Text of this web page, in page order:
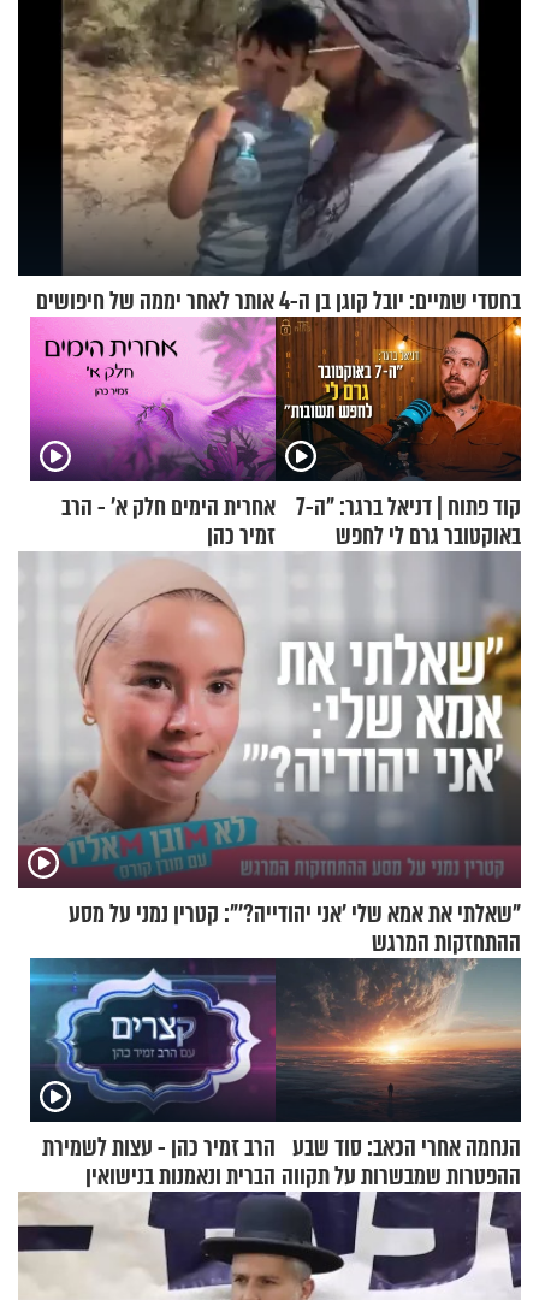
בחסדי שמיים: יובל קוגן בן ה-4 אותר לאחר יממה של חיפושים
קוד פתוח | דניאל ברגר: "ה-7
באוקטובר גרם לי לחפש
אחרית הימים חלק א’ - הרב
זמיר כהן
"שאלתי את אמא שלי 'אני יהודייה?'": קטרין נמני על מסע
ההתחזקות המרגש
הנחמה אחרי הכאב: סוד שבע
ההפטרות שמבשרות על תקווה
וגאולה
הרב זמיר כהן - עצות לשמירת
הברית ונאמנות בנישואין